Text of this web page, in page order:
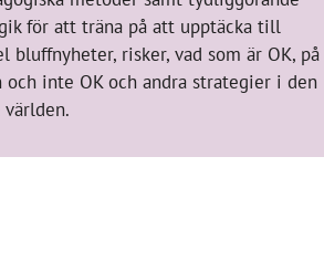
för att träna på att upptäcka till
bluffnyheter, risker, vad som är OK, på
och inte OK och andra strategier i den